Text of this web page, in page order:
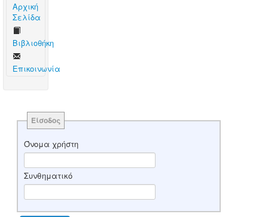
Aρχική
Σελίδα
Βιβλιοθήκη
Επικοινωνία
Είσοδος
Όνομα χρήστη
Συνθηματικό